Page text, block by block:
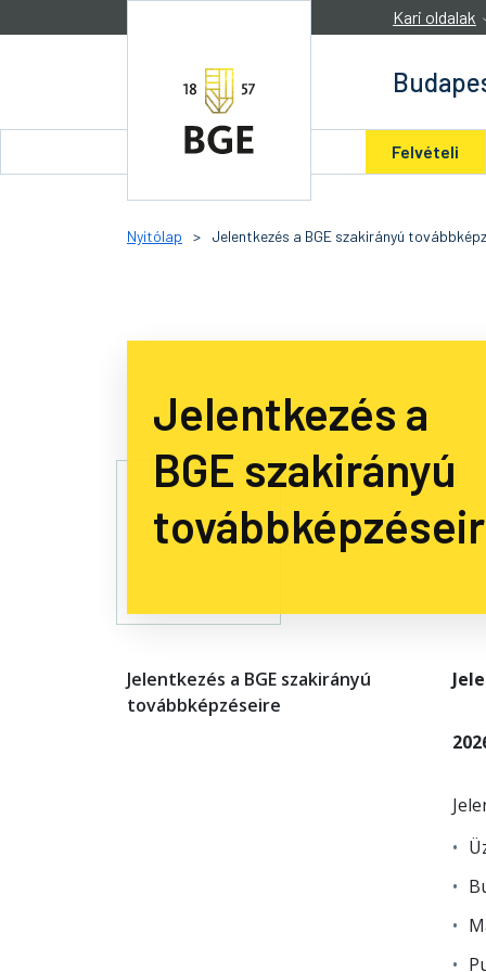
Kari oldalak
Felvételi
Nyitólap > Jelentkezés a BGE szakirányú
Jelentkezés a
BGE szakirányú
Jelentkezés a BGE szakirányú
továbbképzéseire